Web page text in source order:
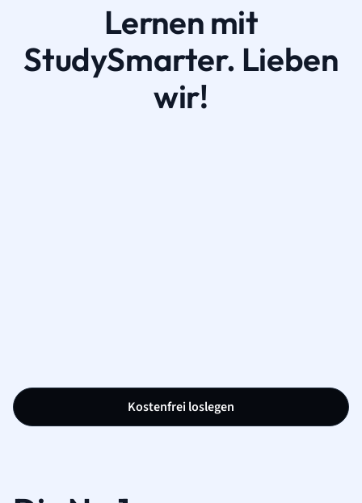
Lernen mit
StudySmarter. Lieben
wir!
Kostenfrei loslegen